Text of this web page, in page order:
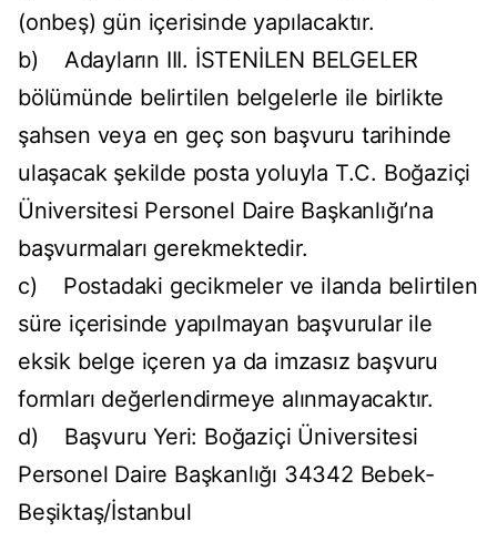
(onbeş) gün içerisinde yapılacaktır.
b) Adayların III. İSTENİLEN BELGELER
bölümünde belirtilen belgelerle ile birlikte
şahsen veya en geç son başvuru tarihinde
ulaşacak şekilde posta yoluyla T.C. Boğaziçi
Üniversitesi Personel Daire Başkanlığı’na
başvurmaları gerekmektedir.
c) Postadaki gecikmeler ve ilanda belirtilen
süre içerisinde yapılmayan başvurular ile
eksik belge içeren ya da imzasız başvuru
formları değerlendirmeye alınmayacaktır.
d) Başvuru Yeri: Boğaziçi Üniversitesi
Personel Daire Başkanlığı 34342 Bebek-
Beşiktaş/İstanbul